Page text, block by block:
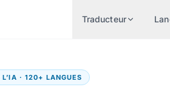
Traducteur
PAIRES DE LANGUES
POPULAIRES
· 120+ LANGUES